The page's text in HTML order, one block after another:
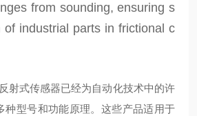
from sounding, ensuring s
of industrial parts in frictional c
射式传感器已经为自动化技术中的许
种型号和功能原理。这些产品适用于